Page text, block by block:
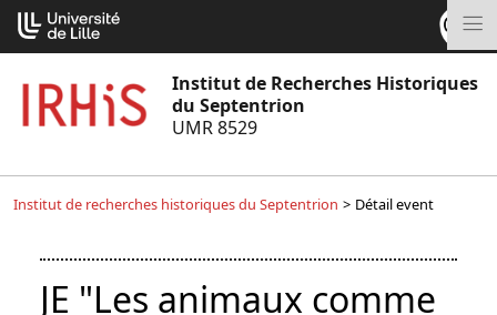
Aller
au
contenu
Institut de Recherches Historiques
du Septentrion
UMR 8529
Institut de recherches historiques du Septentrion > Détail event
JE "Les animaux comme
Cookies management panel